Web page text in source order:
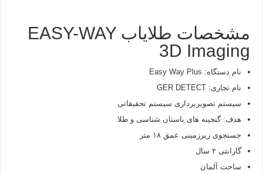
مشخصات طلایاب EASY-WAY
3D Imaging
نام دستگاه: Easy Way Plus
نام تجاری: GER DETECT
سیستم تصویربرداری سیستم تحقیقاتی
هدف: گنجینه های باستان شناسی و طلا
جستجوی زیرزمینی عمق ۱۸ متر
گارانتی ۲ سال
ساخت آلمان